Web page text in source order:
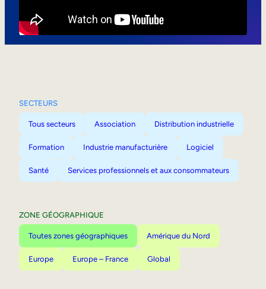
SECTEURS
Tous secteurs Association Distribution industrielle
Formation Industrie manufacturière Logiciel
Santé Services professionnels et aux consommateurs
ZONE GÉOGRAPHIQUE
Toutes zones géographiques Amérique du Nord
Europe Europe – France Global